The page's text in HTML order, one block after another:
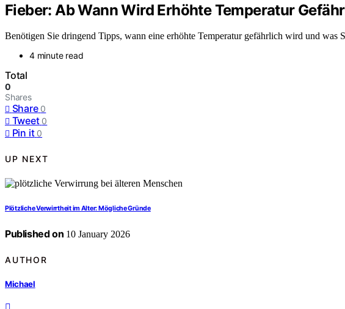
Fieber: Ab Wann Wird Erhöhte Temperatur
Benötigen Sie dringend Tipps, wann eine erhöhte Temperatur gefährlich wird und was
4 minute read
Total
0
Shares
Share 0
Tweet 0
Pin it 0
UP NEXT
Plötzliche Verwirrtheit im Alter: Mögliche Gründe
Published on 10 January 2026
AUTHOR
Michael